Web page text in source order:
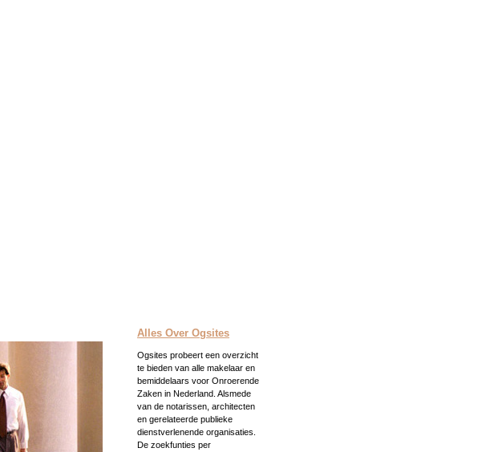
Alles Over Ogsites
Ogsites probeert een overzicht
te bieden van alle makelaar en
bemiddelaars voor Onroerende
Zaken in Nederland. Alsmede
van de notarissen, architecten
en gerelateerde publieke
dienstverlenende organisaties.
De zoekfunties per